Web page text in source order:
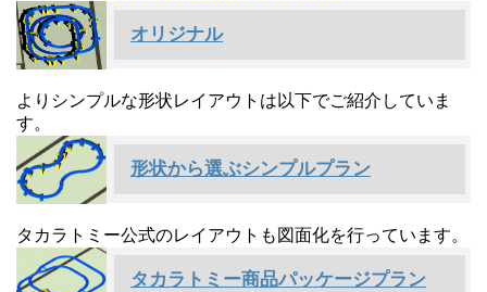
オリジナル
よりシンプルな形状レイアウトは以下でご紹介していま
す。
形状から選ぶシンプルプラン
タカラトミー公式のレイアウトも図面化を行っています。
タカラトミー商品パッケージプラン